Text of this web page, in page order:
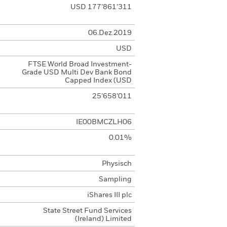
USD 177’861’311
06.Dez.2019
USD
FTSE World Broad Investment-
Grade USD Multi Dev Bank Bond
Capped Index (USD
25’658’011
IE00BMCZLH06
0.01%
Physisch
Sampling
iShares III plc
State Street Fund Services
(Ireland) Limited